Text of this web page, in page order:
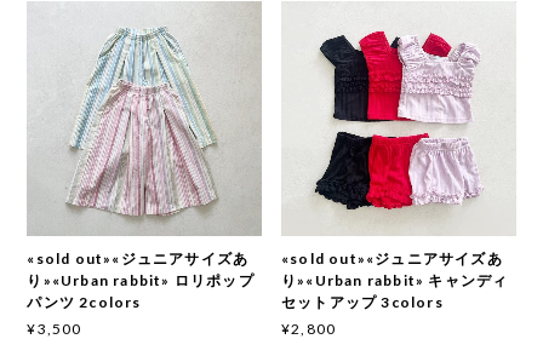
«sold out»«ジュニアサイズあ
り»«Urban rabbit» ロリポップ
パンツ 2colors
¥3,500
«sold out»«ジュニアサイズあ
り»«Urban rabbit» キャンディ
セットアップ 3colors
¥2,800